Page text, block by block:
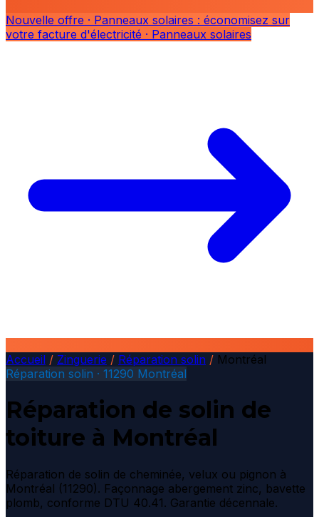
Nouvelle offre · Panneaux solaires : économisez sur
votre facture d'électricité · Panneaux solaires
Accueil / Zinguerie / Réparation solin / Montréal
Réparation solin · 11290 Montréal
Réparation de solin de
toiture à Montréal
Réparation de solin de cheminée, velux ou pignon à
Montréal (11290). Façonnage abergement zinc, bavette
plomb, conforme DTU 40.41. Garantie décennale.